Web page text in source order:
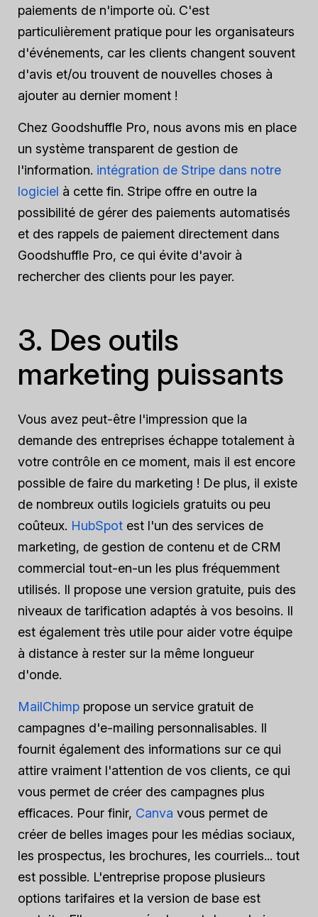
paiements de n'importe où. C'est
particulièrement pratique pour les organisateurs
d'événements, car les clients changent souvent
d'avis et/ou trouvent de nouvelles choses à
ajouter au dernier moment !
Chez Goodshuffle Pro, nous avons mis en place
un système transparent de gestion de
l'information. intégration de Stripe dans notre
logiciel à cette fin. Stripe offre en outre la
possibilité de gérer des paiements automatisés
et des rappels de paiement directement dans
Goodshuffle Pro, ce qui évite d'avoir à
rechercher des clients pour les payer.
3. Des outils
marketing puissants
Vous avez peut-être l'impression que la
demande des entreprises échappe totalement à
votre contrôle en ce moment, mais il est encore
possible de faire du marketing ! De plus, il existe
de nombreux outils logiciels gratuits ou peu
coûteux. HubSpot est l'un des services de
marketing, de gestion de contenu et de CRM
commercial tout-en-un les plus fréquemment
utilisés. Il propose une version gratuite, puis des
niveaux de tarification adaptés à vos besoins. Il
est également très utile pour aider votre équipe
à distance à rester sur la même longueur
d'onde.
MailChimp propose un service gratuit de
campagnes d'e-mailing personnalisables. Il
fournit également des informations sur ce qui
attire vraiment l'attention de vos clients, ce qui
vous permet de créer des campagnes plus
efficaces. Pour finir, Canva vous permet de
créer de belles images pour les médias sociaux,
les prospectus, les brochures, les courriels... tout
est possible. L'entreprise propose plusieurs
options tarifaires et la version de base est